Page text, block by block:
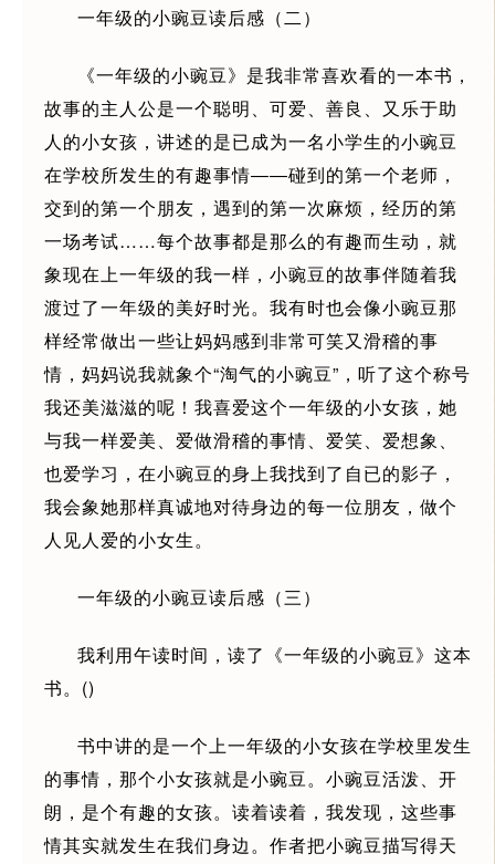
一年级的小豌豆读后感（二）
《一年级的小豌豆》是我非常喜欢看的一本书，
故事的主人公是一个聪明、可爱、善良、又乐于助
人的小女孩，讲述的是已成为一名小学生的小豌豆
在学校所发生的有趣事情――碰到的第一个老师，
交到的第一个朋友，遇到的第一次麻烦，经历的第
一场考试……每个故事都是那么的有趣而生动，就
象现在上一年级的我一样，小豌豆的故事伴随着我
渡过了一年级的美好时光。我有时也会像小豌豆那
样经常做出一些让妈妈感到非常可笑又滑稽的事
情，妈妈说我就象个“淘气的小豌豆”，听了这个称号
我还美滋滋的呢！我喜爱这个一年级的小女孩，她
与我一样爱美、爱做滑稽的事情、爱笑、爱想象、
也爱学习，在小豌豆的身上我找到了自已的影子，
我会象她那样真诚地对待身边的每一位朋友，做个
人见人爱的小女生。
一年级的小豌豆读后感（三）
我利用午读时间，读了《一年级的小豌豆》这本
书。()
书中讲的是一个上一年级的小女孩在学校里发生
的事情，那个小女孩就是小豌豆。小豌豆活泼、开
朗，是个有趣的女孩。读着读着，我发现，这些事
情其实就发生在我们身边。作者把小豌豆描写得天